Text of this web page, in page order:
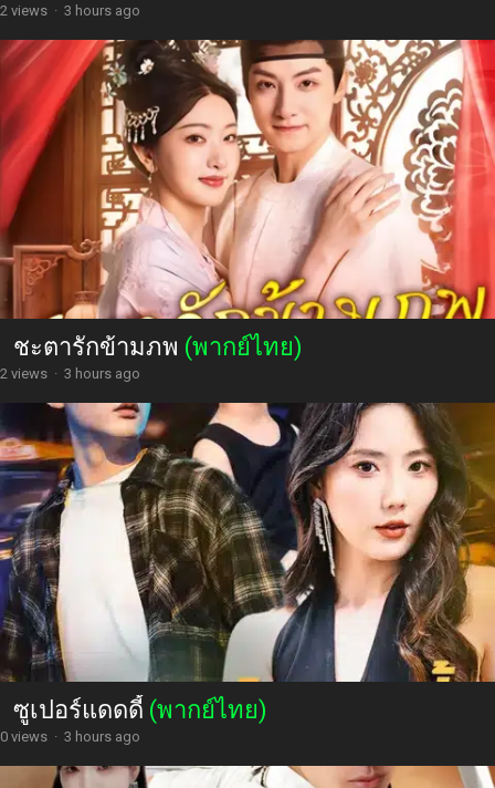
2 views · 3 hours ago
ชะตารักข้ามภพ (พากย์ไทย)
2 views · 3 hours ago
ซูเปอร์แดดดี้ (พากย์ไทย)
0 views · 3 hours ago